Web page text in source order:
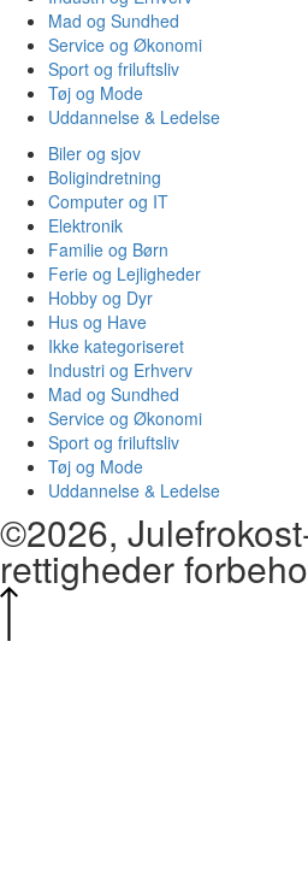
Mad og Sundhed
Service og Økonomi
Sport og friluftsliv
Tøj og Mode
Uddannelse & Ledelse
Biler og sjov
Boligindretning
Computer og IT
Elektronik
Familie og Børn
Ferie og Lejligheder
Hobby og Dyr
Hus og Have
Ikke kategoriseret
Industri og Erhverv
Mad og Sundhed
Service og Økonomi
Sport og friluftsliv
Tøj og Mode
Uddannelse & Ledelse
©2026,
rettigheder